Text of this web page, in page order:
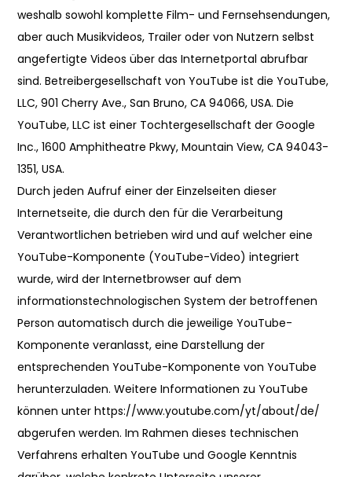
weshalb sowohl komplette Film- und Fernsehsendungen,
aber auch Musikvideos, Trailer oder von Nutzern selbst
angefertigte Videos über das Internetportal abrufbar
sind. Betreibergesellschaft von YouTube ist die YouTube,
LLC, 901 Cherry Ave., San Bruno, CA 94066, USA. Die
YouTube, LLC ist einer Tochtergesellschaft der Google
Inc., 1600 Amphitheatre Pkwy, Mountain View, CA 94043-
1351, USA.
Durch jeden Aufruf einer der Einzelseiten dieser
Internetseite, die durch den für die Verarbeitung
Verantwortlichen betrieben wird und auf welcher eine
YouTube-Komponente (YouTube-Video) integriert
wurde, wird der Internetbrowser auf dem
informationstechnologischen System der betroffenen
Person automatisch durch die jeweilige YouTube-
Komponente veranlasst, eine Darstellung der
entsprechenden YouTube-Komponente von YouTube
herunterzuladen. Weitere Informationen zu YouTube
können unter https://www.youtube.com/yt/about/de/
abgerufen werden. Im Rahmen dieses technischen
Verfahrens erhalten YouTube und Google Kenntnis